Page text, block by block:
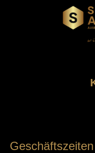
Geschäftszeiten